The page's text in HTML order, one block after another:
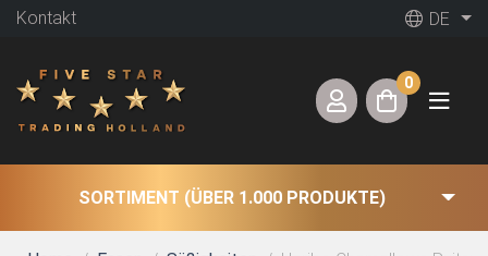
Kontakt DE
0
SORTIMENT (ÜBER 1.000 PRODUKTE)